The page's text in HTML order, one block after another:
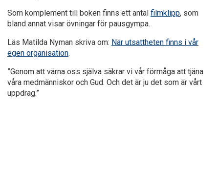
Som komplement till boken finns ett antal filmklipp, som
bland annat visar övningar för pausgympa.
Läs Matilda Nyman skriva om: När utsattheten finns i vår
egen organisation.
”Genom att värna oss själva säkrar vi vår förmåga att tjäna
våra medmänniskor och Gud. Och det är ju det som är vårt
uppdrag.”